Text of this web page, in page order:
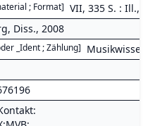
; Format] VII, 335 S. : Ill.,
Diss., 2008
_Ident ; Zählung]